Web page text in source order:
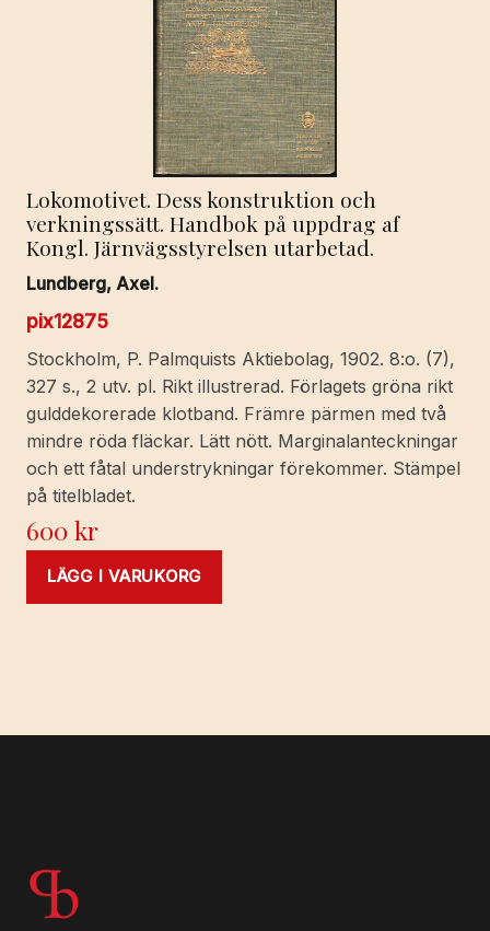
Lokomotivet. Dess konstruktion och
verkningssätt. Handbok på uppdrag af
Kongl. Järnvägsstyrelsen utarbetad.
Lundberg, Axel.
pix12875
Stockholm, P. Palmquists Aktiebolag, 1902. 8:o. (7),
327 s., 2 utv. pl. Rikt illustrerad. Förlagets gröna rikt
gulddekorerade klotband. Främre pärmen med två
mindre röda fläckar. Lätt nött. Marginalanteckningar
och ett fåtal understrykningar förekommer. Stämpel
på titelbladet.
600kr
LÄGG I VARUKORG